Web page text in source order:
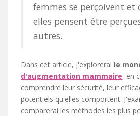
femmes se perçoivent et
elles pensent être
autres.
Dans cet article, j'explorerai le
d'augmentation mammaire, en
comprendre leur sécurité, leur
potentiels qu'elles comportent.
comparerai les méthodes les plus